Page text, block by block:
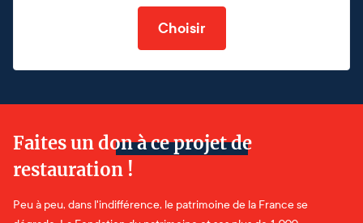
Choisir
Faites un don à ce projet de
restauration !
Peu à peu, dans l'indifférence, le patrimoine de la France se